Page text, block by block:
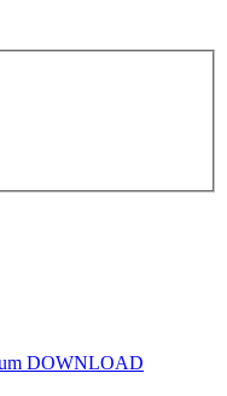
DOWNLOAD